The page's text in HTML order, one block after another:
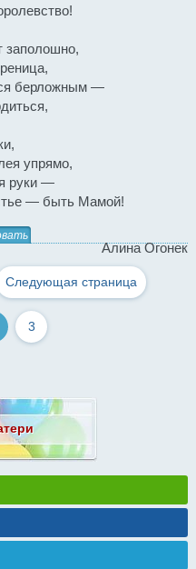
заполошно,
берложным —
упрямо,
руки —
— быть Мамой!
Алина Огонек
Следующая страница
3